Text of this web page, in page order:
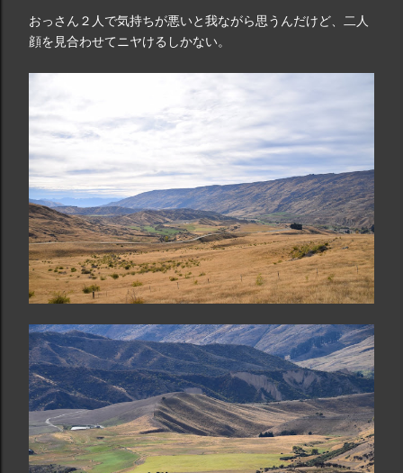
おっさん２人で気持ちが悪いと我ながら思うんだけど、二人
顔を見合わせてニヤけるしかない。